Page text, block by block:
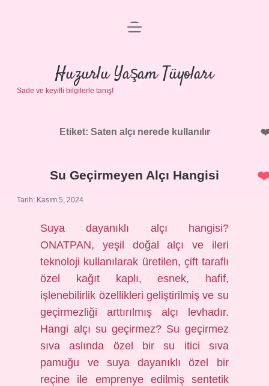
Anasayfa
Gizlilik Politikası
Yasal Uyarı
menüyü
Huzurlu Yaşam Tüyoları
Sade ve keyifli bilgilerle tanış!
Etiket: Saten alçı nerede kullanılır
Su Geçirmeyen Alçı Hangisi
Tarih: Kasım 5, 2024
Suya dayanıklı alçı hangisi?
ONATPAN, yeşil doğal alçı ve ileri
teknoloji kullanılarak üretilen, çift taraflı
özel kağıt kaplı, esnek, hafif,
işlenebilirlik özellikleri geliştirilmiş ve su
geçirmezliği arttırılmış alçı levhadır.
Hangi alçı su geçirmez? Su geçirmez
sıva aslında özel bir su itici sıva
pamuğu ve suya dayanıklı özel bir
reçine ile emprenye edilmiş sentetik